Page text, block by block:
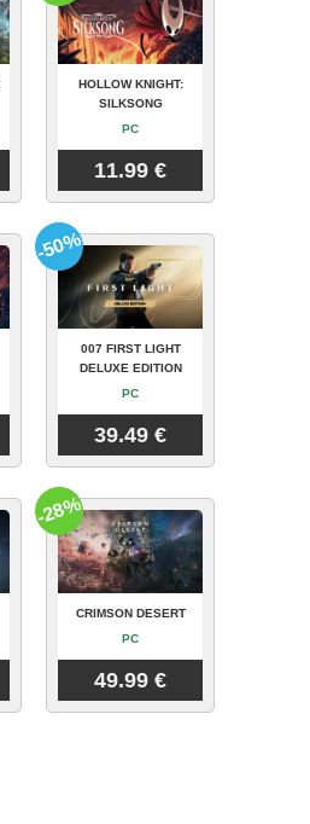
HOLLOW KNIGHT:
SILKSONG
PC
11.99 €
007 FIRST LIGHT
DELUXE EDITION
PC
39.49 €
-50%
CRIMSON DESERT
PC
49.99 €
-28%